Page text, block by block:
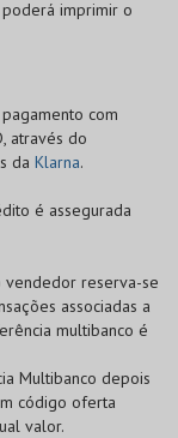
imprimir o
com
, através do
da Klarna.
é assegurada
vendedor reserva-se
associadas a
multibanco é
Multibanco depois
código oferta
valor.